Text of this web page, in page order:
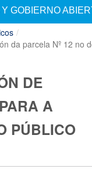
GOBIERNO
/
da parcela Nº 12 no
DE
A
PÚBLICO